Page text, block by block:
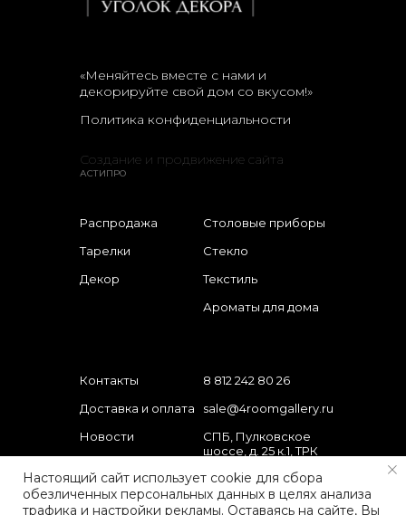
«Меняйтесь вместе с нами и
декорируйте свой дом со вкусом!»
Политика конфиденциальности
Создание и продвижение сайта
АСТИПРО
Распродажа
Тарелки
Декор
Столовые приборы
Стекло
Текстиль
Ароматы для дома
Контакты
Доставка и оплата
Новости
Подарочные
сертификаты
8 812 242 80 26
sale@4roomgallery.ru
СПБ, Пулковское
шоссе, д. 25 к.1, ТРК
Настоящий сайт использует cookie для сбора
обезличенных персональных данных в целях анализа
трафика и настройки рекламы. Оставаясь на сайте, Вы